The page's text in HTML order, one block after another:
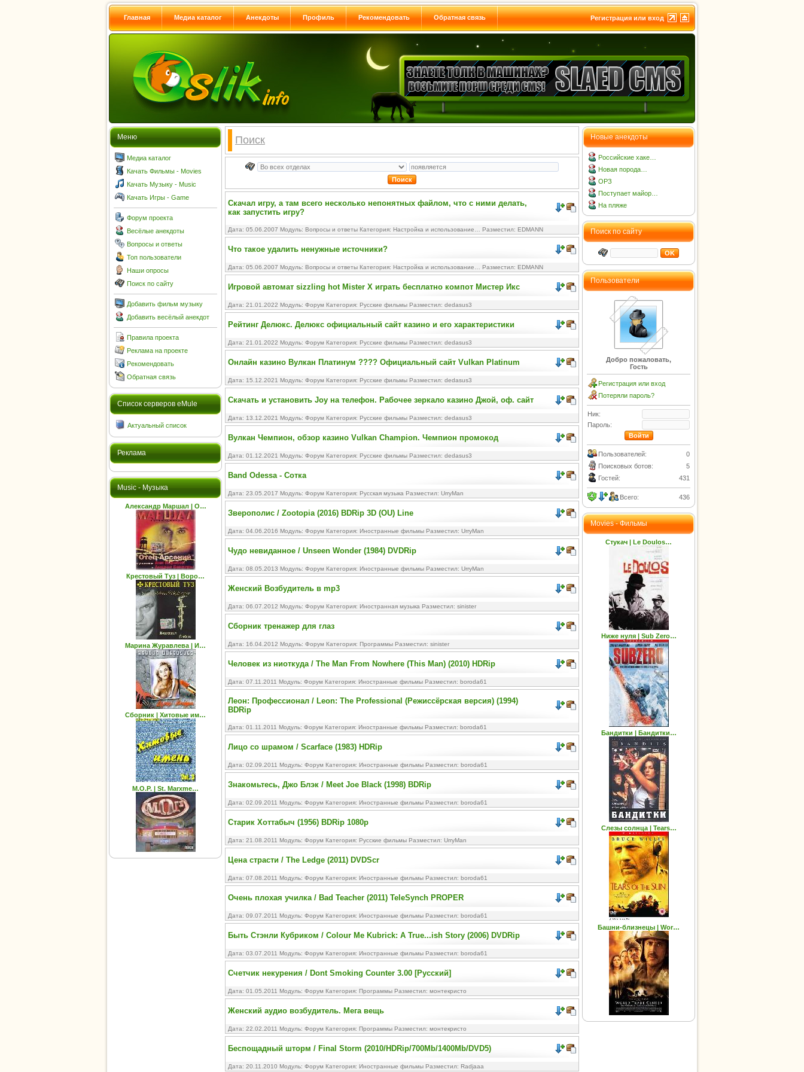
Регистрация или вход
Главная Медиа каталог Анекдоты Профиль Рекомендовать Обратная связь
Меню
Медиа каталог
Качать Фильмы - Movies
Качать Музыку - Music
Качать Игры - Game
Форум проекта
Весёлые анекдоты
Вопросы и ответы
Топ пользователи
Наши опросы
Поиск по сайту
Добавить фильм музыку
Добавить весёлый анекдот
Правила проекта
Реклама на проекте
Рекомендовать
Обратная связь
Cписок серверов eMule
Актуальный список
Реклама
Music - Музыка
Александр Маршал | О…
Крестовый Туз | Воро…
Марина Журавлева | И…
Сборник | Хитовые им…
M.O.P. | St. Marxme…
Поиск
Скачал игру, а там всего несколько непонятных файлом, что с ними делать,
как запустить игру?
Дата: 05.06.2007 Модуль: Вопросы и ответы Категория: Настройка и использование… Разместил: EDMANN
Что такое yдалить ненужные источники?
Дата: 05.06.2007 Модуль: Вопросы и ответы Категория: Настройка и использование… Разместил: EDMANN
Игровой автомат sizzling hot Mister X играть бесплатно компот Мистер Икс
Дата: 21.01.2022 Модуль: Форум Категория: Русские фильмы Разместил: dedasus3
Рейтинг Делюкс. Делюкс официальный сайт казино и его характеристики
Дата: 21.01.2022 Модуль: Форум Категория: Русские фильмы Разместил: dedasus3
Онлайн казино Вулкан Платинум ???? Официальный сайт Vulkan Platinum
Дата: 15.12.2021 Модуль: Форум Категория: Русские фильмы Разместил: dedasus3
Скачать и установить Joy на телефон. Рабочее зеркало казино Джой, оф. сайт
Дата: 13.12.2021 Модуль: Форум Категория: Русские фильмы Разместил: dedasus3
Вулкан Чемпион, обзор казино Vulkan Champion. Чемпион промокод
Дата: 01.12.2021 Модуль: Форум Категория: Русские фильмы Разместил: dedasus3
Band Odessa - Сотка
Дата: 23.05.2017 Модуль: Форум Категория: Русская музыка Разместил: UrryMan
Зверополис / Zootopia (2016) BDRip 3D (OU) Line
Дата: 04.06.2016 Модуль: Форум Категория: Иностранные фильмы Разместил: UrryMan
Чудо невиданное / Unseen Wonder (1984) DVDRip
Дата: 08.05.2013 Модуль: Форум Категория: Иностранные фильмы Разместил: UrryMan
Женский Возбудитель в mp3
Дата: 06.07.2012 Модуль: Форум Категория: Иностранная музыка Разместил: sinister
Сборник тренажер для глаз
Дата: 16.04.2012 Модуль: Форум Категория: Программы Разместил: sinister
Человек из ниоткуда / The Man From Nowhere (This Man) (2010) HDRip
Дата: 07.11.2011 Модуль: Форум Категория: Иностранные фильмы Разместил: boroda61
Леон: Профессионал / Leon: The Professional (Режиссёрская версия) (1994)
BDRip
Дата: 01.11.2011 Модуль: Форум Категория: Иностранные фильмы Разместил: boroda61
Лицо со шрамом / Scarface (1983) HDRip
Дата: 02.09.2011 Модуль: Форум Категория: Иностранные фильмы Разместил: boroda61
Знакомьтесь, Джо Блэк / Meet Joe Black (1998) BDRip
Дата: 02.09.2011 Модуль: Форум Категория: Иностранные фильмы Разместил: boroda61
Старик Хоттабыч (1956) BDRip 1080p
Дата: 21.08.2011 Модуль: Форум Категория: Русские фильмы Разместил: UrryMan
Цена страсти / The Ledge (2011) DVDScr
Дата: 07.08.2011 Модуль: Форум Категория: Иностранные фильмы Разместил: boroda61
Очень плохая училка / Bad Teacher (2011) TeleSynch PROPER
Дата: 09.07.2011 Модуль: Форум Категория: Иностранные фильмы Разместил: boroda61
Быть Стэнли Кубриком / Colour Me Kubrick: A True...ish Story (2006) DVDRip
Дата: 03.07.2011 Модуль: Форум Категория: Иностранные фильмы Разместил: boroda61
Счетчик некурения / Dont Smoking Counter 3.00 [Русский]
Дата: 01.05.2011 Модуль: Форум Категория: Программы Разместил: монтекристо
Женский аудио возбудитель. Мега вещь
Дата: 22.02.2011 Модуль: Форум Категория: Программы Разместил: монтекристо
Беспощадный шторм / Final Storm (2010/HDRip/700Mb/1400Mb/DVD5)
Дата: 20.11.2010 Модуль: Форум Категория: Иностранные фильмы Разместил: Radjaaa
Новые анекдоты
Российские хаке…
Новая порода…
ОРЗ
Поступает майор…
На пляже
Поиск по сайту
Пользователи
Добро пожаловать,
Гость
Регистрация или вход
Потеряли пароль?
Ник:
Пароль:
Пользователей:
0
Поисковых ботов:
5
Гостей:
431
Всего: 436
Movies - Фильмы
Стукач | Le Doulos…
Ниже нуля | Sub Zero…
Бандитки | Бандитки…
Слезы солнца | Tears…
Башни-близнецы | Wor…